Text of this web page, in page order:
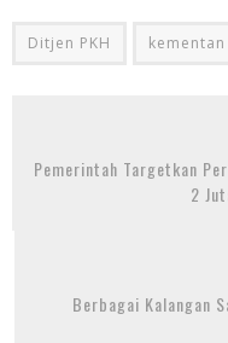
Ditjen PKH kementan
Pemerintah Targetkan
2
Berbagai Kalangan